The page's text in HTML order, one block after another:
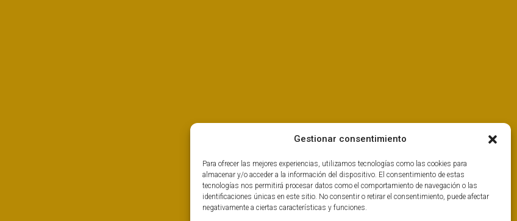
Gestionar consentimiento
Para ofrecer las mejores experiencias, utilizamos tecnologías como las cookies para
almacenar y/o acceder a la información del dispositivo. El consentimiento de estas
tecnologías nos permitirá procesar datos como el comportamiento de navegación o las
identificaciones únicas en este sitio. No consentir o retirar el consentimiento, puede afectar
negativamente a ciertas características y funciones.